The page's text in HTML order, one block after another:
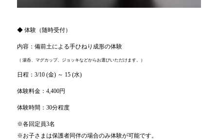
◆ 体験（随時受付）
内容：備前土による手ひねり成形の体験
（ 湯呑、マグカップ、ジョッキなどからお選びいただけます。）
日程：3/10 (金) ～ 15 (水)
体験料金：4,400円
体験時間：30分程度
※各回定員3名
※お子さまは保護者同伴の場合のみ体験が可能です。